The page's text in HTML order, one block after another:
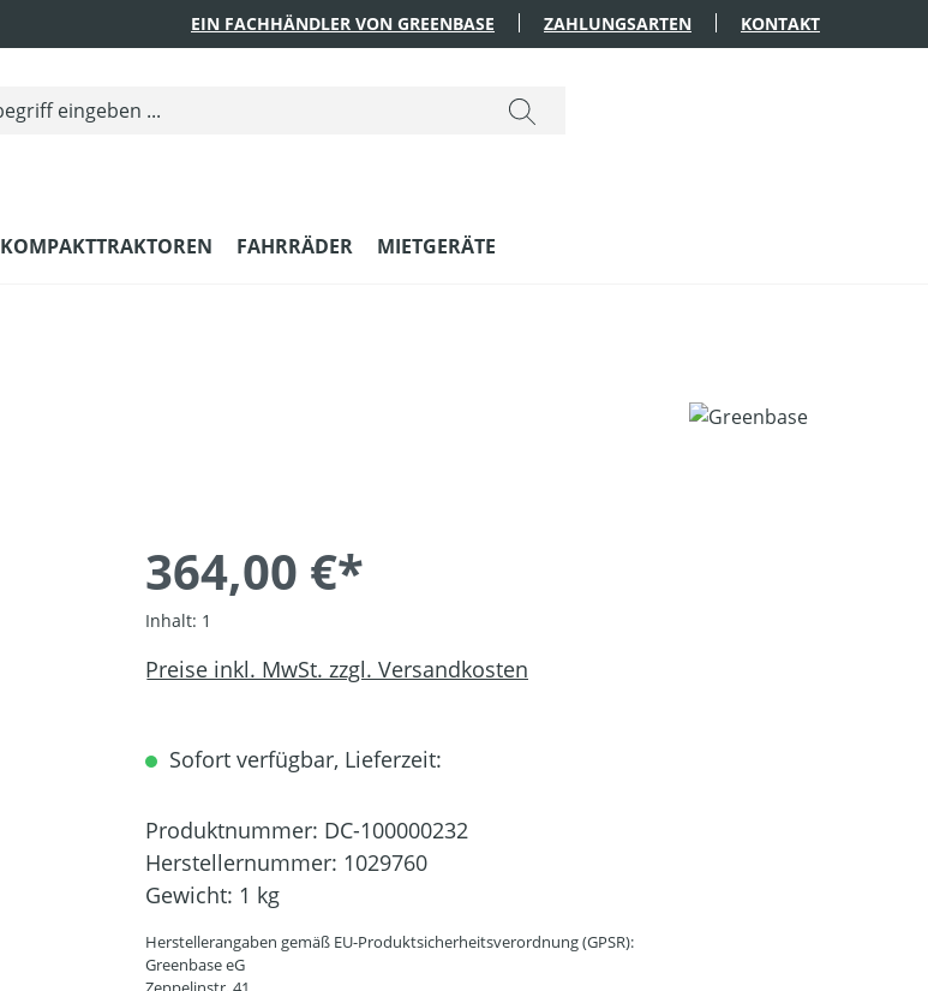
EIN FACHHÄNDLER VON GREENBASE ZAHLUNGSARTEN KONTAKT
KOMPAKTTRAKTOREN FAHRRÄDER MIETGERÄTE
364,00 €*
Inhalt: 1
Preise inkl. MwSt. zzgl. Versandkosten
Sofort verfügbar, Lieferzeit:
Produktnummer: DC-100000232
Herstellernummer: 1029760
Gewicht: 1 kg
Herstellerangaben gemäß EU-Produktsicherheitsverordnung (GPSR):
Greenbase eG